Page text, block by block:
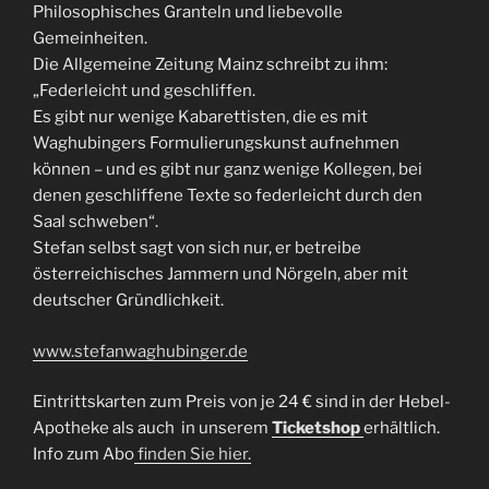
Philosophisches Granteln und liebevolle
Gemeinheiten.
Die Allgemeine Zeitung Mainz schreibt zu ihm:
„Federleicht und geschliffen.
Es gibt nur wenige Kabarettisten, die es mit
Waghubingers Formulierungskunst aufnehmen
können – und es gibt nur ganz wenige Kollegen, bei
denen geschliffene Texte so federleicht durch den
Saal schweben“.
Stefan selbst sagt von sich nur, er betreibe
österreichisches Jammern und Nörgeln, aber mit
deutscher Gründlichkeit.
www.stefanwaghubinger.de
Eintrittskarten zum Preis von je 24 € sind in der Hebel-
Apotheke als auch in unserem Ticketshoperhältlich.
Info zum Abofinden Sie hier.